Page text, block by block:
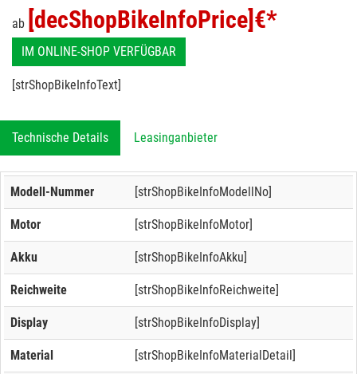
ab [decShopBikeInfoPrice] €*
IM ONLINE-SHOP VERFÜGBAR
[strShopBikeInfoText]
Technische Details Leasinganbieter
Modell-Nummer [strShopBikeInfoModellNo]
Motor [strShopBikeInfoMotor]
Akku [strShopBikeInfoAkku]
Reichweite [strShopBikeInfoReichweite]
Display [strShopBikeInfoDisplay]
Material [strShopBikeInfoMaterialDetail]